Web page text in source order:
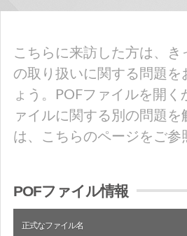
こちらに来訪した方は、き
の取り扱いに関する問題を
ょう。POFファイルを開く
ァイルに関する別の問題を
は、こちらのページをご参
POFファイル情報
正式なファイル名